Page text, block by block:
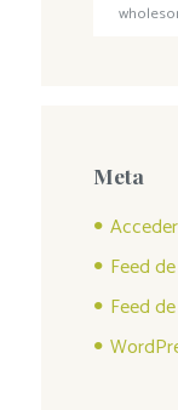
Meta
Acceder
Feed
Feed